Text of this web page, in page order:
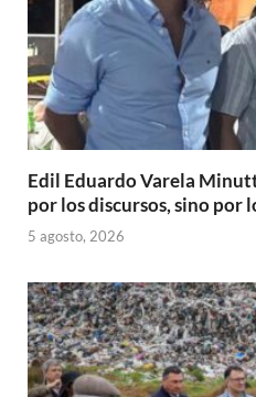
Edil Eduardo Varela
por los discursos, sino por
5 agosto, 2026